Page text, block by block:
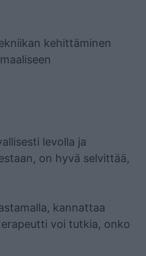
kehittäminen
levolla ja
on hyvä selvittää,
kannattaa
voi tutkia, onko